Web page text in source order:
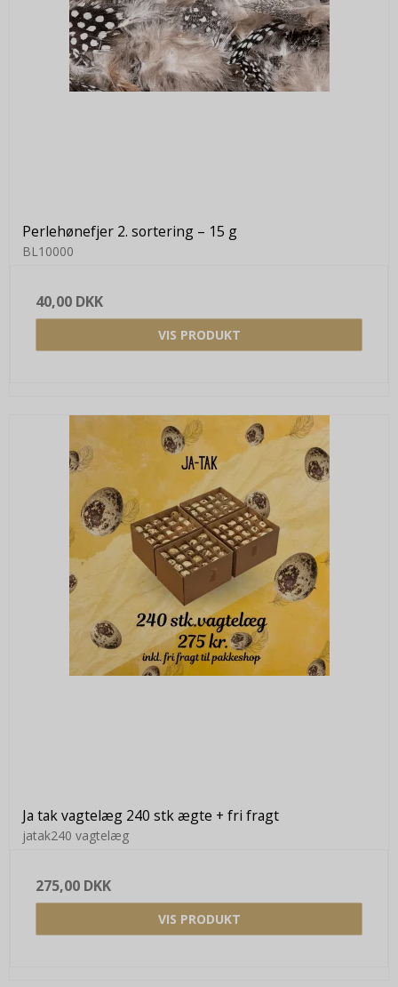
Perlehønefjer 2. sortering – 15 g
BL10000
40,00 DKK
VIS PRODUKT
Ja tak vagtelæg 240 stk ægte + fri fragt
jatak240 vagtelæg
275,00 DKK
VIS PRODUKT